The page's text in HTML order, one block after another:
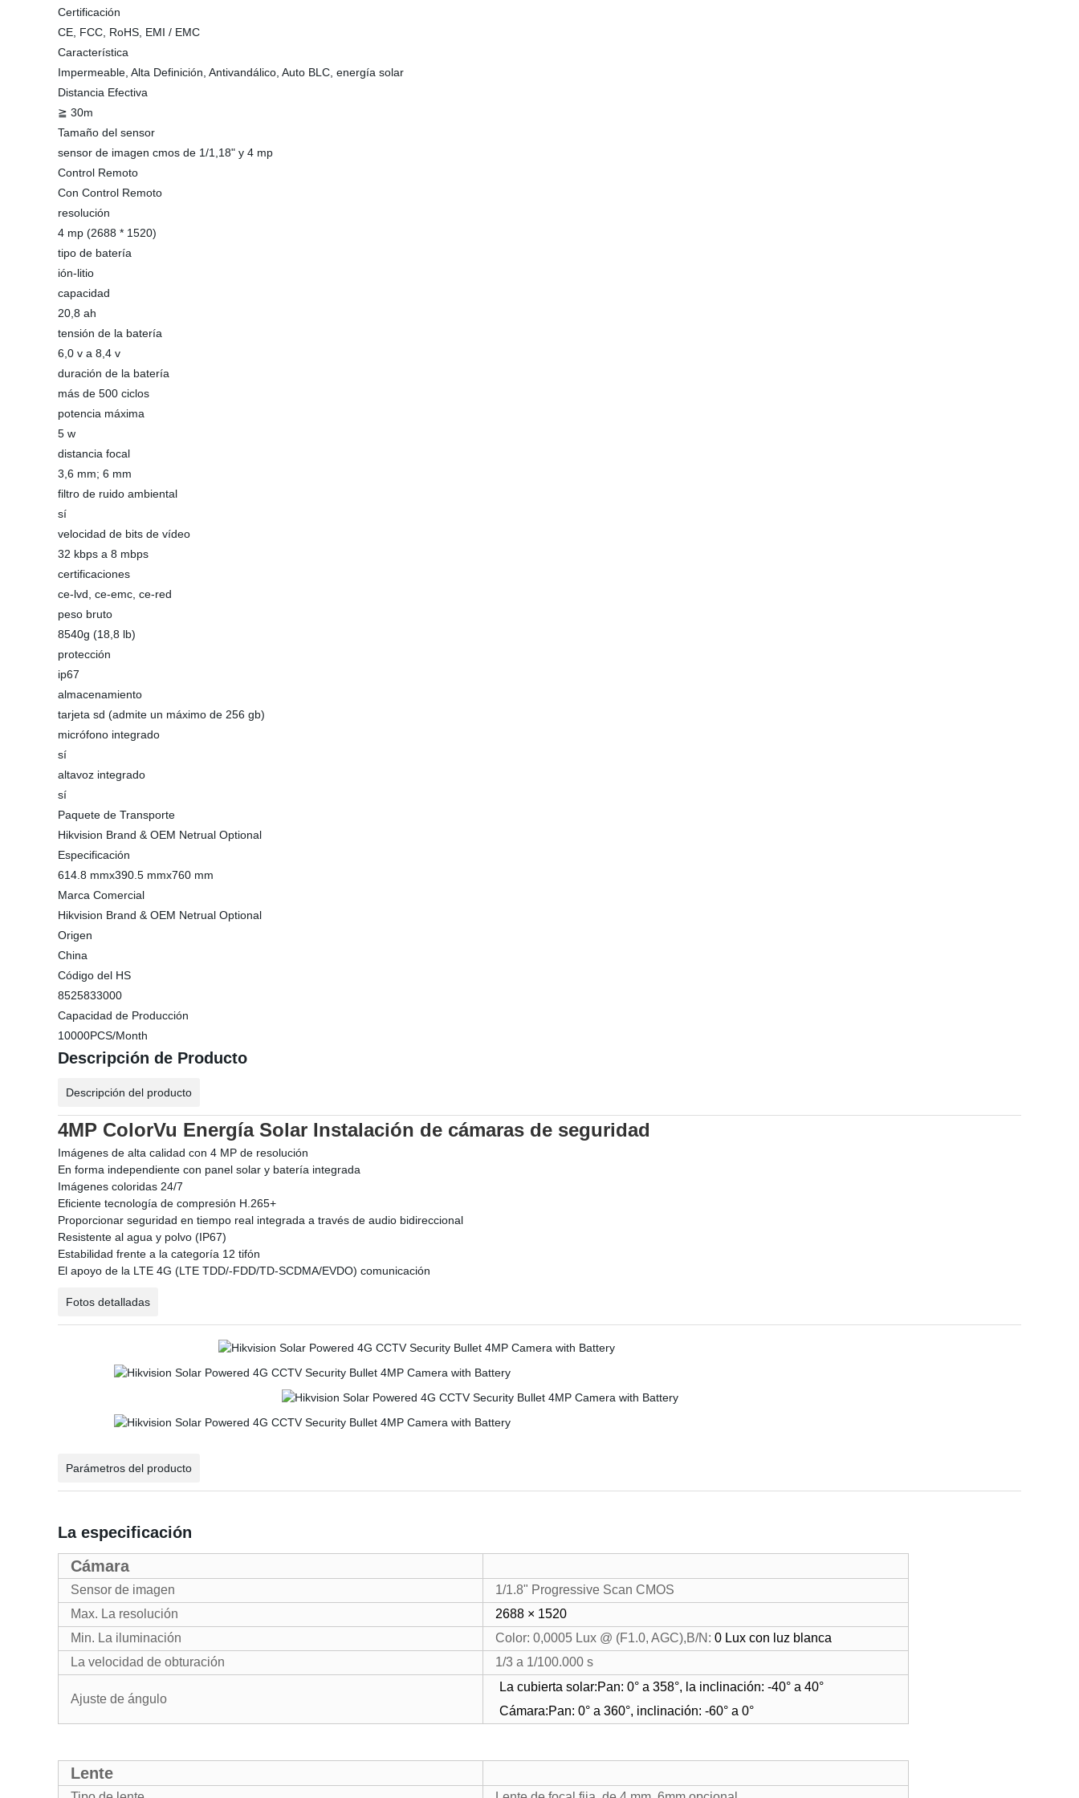
Certificación
CE, FCC, RoHS, EMI / EMC
Característica
Impermeable, Alta Definición, Antivandálico, Auto BLC, energía solar
Distancia Efectiva
≧ 30m
Tamaño del sensor
sensor de imagen cmos de 1/1,18" y 4 mp
Control Remoto
Con Control Remoto
resolución
4 mp (2688 * 1520)
tipo de batería
ión-litio
capacidad
20,8 ah
tensión de la batería
6,0 v a 8,4 v
duración de la batería
más de 500 ciclos
potencia máxima
5 w
distancia focal
3,6 mm; 6 mm
filtro de ruido ambiental
sí
velocidad de bits de vídeo
32 kbps a 8 mbps
certificaciones
ce-lvd, ce-emc, ce-red
peso bruto
8540g (18,8 lb)
protección
ip67
almacenamiento
tarjeta sd (admite un máximo de 256 gb)
micrófono integrado
sí
altavoz integrado
sí
Paquete de Transporte
Hikvision Brand & OEM Netrual Optional
Especificación
614.8 mmx390.5 mmx760 mm
Marca Comercial
Hikvision Brand & OEM Netrual Optional
Origen
China
Código del HS
8525833000
Capacidad de Producción
10000PCS/Month
Descripción de Producto
Descripción del producto
4MP ColorVu Energía Solar Instalación de cámaras de seguridad
Imágenes de alta calidad con 4 MP de resolución
En forma independiente con panel solar y batería integrada
Imágenes coloridas 24/7
Eficiente tecnología de compresión H.265+
Proporcionar seguridad en tiempo real integrada a través de audio bidireccional
Resistente al agua y polvo (IP67)
Estabilidad frente a la categoría 12 tifón
El apoyo de la LTE 4G (LTE TDD/-FDD/TD-SCDMA/EVDO) comunicación
Fotos detalladas
Parámetros del producto
La especificación
Cámara
Sensor de imagen
1/1.8" Progressive Scan CMOS
Max. La resolución
2688 × 1520
Min. La iluminación
Color: 0,0005 Lux @ (F1.0, AGC),B/N: 0 Lux con luz blanca
La velocidad de obturación
1/3 a 1/100.000 s
Ajuste de ángulo
La cubierta solar:Pan: 0° a 358°, la inclinación: -40° a 40°
Cámara:Pan: 0° a 360°, inclinación: -60° a 0°
Lente